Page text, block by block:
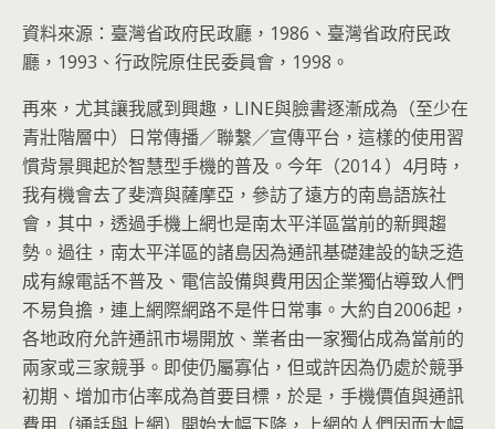
資料來源：臺灣省政府民政廳，1986、臺灣省政府民政
廳，1993、行政院原住民委員會，1998。
再來，尤其讓我感到興趣，LINE與臉書逐漸成為（至少在
青壯階層中）日常傳播／聯繫／宣傳平台，這樣的使用習
慣背景興起於智慧型手機的普及。今年（2014 ）4月時，
我有機會去了斐濟與薩摩亞，參訪了遠方的南島語族社
會，其中，透過手機上網也是南太平洋區當前的新興趨
勢。過往，南太平洋區的諸島因為通訊基礎建設的缺乏造
成有線電話不普及、電信設備與費用因企業獨佔導致人們
不易負擔，連上網際網路不是件日常事。大約自2006起，
各地政府允許通訊市場開放、業者由一家獨佔成為當前的
兩家或三家競爭。即使仍屬寡佔，但或許因為仍處於競爭
初期、增加市佔率成為首要目標，於是，手機價值與通訊
費用（通話與上網）開始大幅下降，上網的人們因而大幅